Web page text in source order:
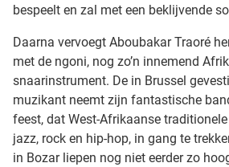
bespeelt en zal met een beklijvende
Daarna vervoegt Aboubakar Traoré
met de ngoni, nog zo’n innemend
snaarinstrument. De in Brussel
muzikant neemt zijn fantastische
feest, dat West-Afrikaanse
jazz, rock en hip-hop, in gang te
in Bozar liepen nog niet eerder zo